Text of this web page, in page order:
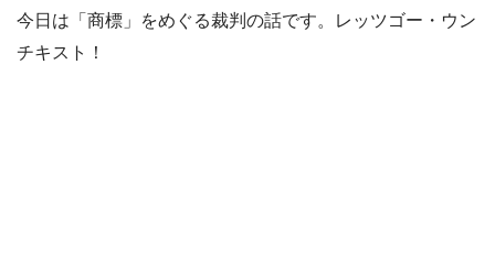
今日は「商標」をめぐる裁判の話です。レッツゴー・ウン
チキスト！